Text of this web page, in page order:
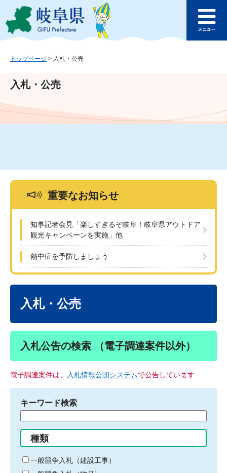
ジ
ュ
文
このページの本文へ
ュ
トップページ > 入札・公売
入札・公売
重要なお知らせ
知事記者会見「楽しすぎるぞ岐阜！岐阜県アウトドア
観光キャンペーンを実施」他
熱中症を予防しましょう
入札・公売
入札公告の検索 （電子調達案件以外）
電子調達案件は、 入札情報公開システムで公告しています
キーワード検索
る
キ
ー
種類
一般競争入札（建設工事）